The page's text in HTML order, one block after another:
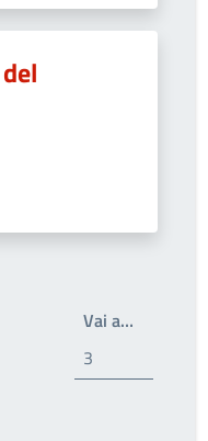
pagina
Vai a…Write the